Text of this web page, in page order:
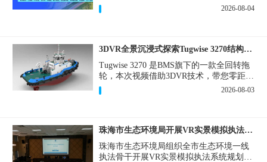
完整搬到云端线上，兼顾线下实体观摩与
线上云观摩双重需求，为施工单位、建设
2026-08-04
3DVR全景沉浸式探索Tugwise 3270结构一览
Tugwise 3270 是BMS旗下的一款全回转拖
轮，本次视频借助3DVR技术，带您零距离
透视这艘拖轮的内外构造，沉浸式探索每
一处细节。
2026-08-03
珠海市生态环境局开展VR实景模拟执法专题培训
珠海市生态环境局组织全市生态环境一线
执法骨干开展VR实景模拟执法系统规划建